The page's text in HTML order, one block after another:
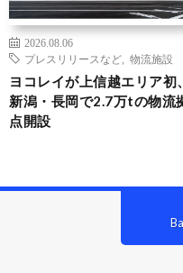
2026.08.06
プレスリリースなど
物流施設
ヨコレイが上信越エリア初、
新潟・長岡で2.7万tの物流
点開設